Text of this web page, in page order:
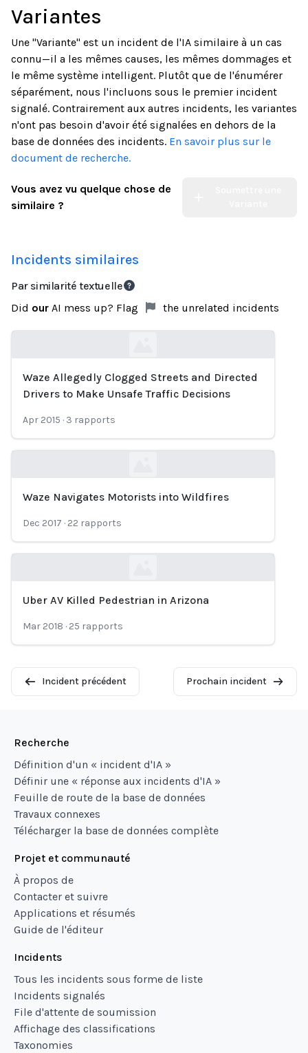
Variantes
Une "Variante" est un incident de l'IA similaire à un cas
connu—il a les mêmes causes, les mêmes dommages et
le même système intelligent. Plutôt que de l'énumérer
séparément, nous l'incluons sous le premier incident
signalé. Contrairement aux autres incidents, les variantes
n'ont pas besoin d'avoir été signalées en dehors de la
base de données des incidents. En savoir plus sur le
document de recherche.
Vous avez vu quelque chose de
similaire ?
Incidents similaires
Par similarité textuelle
Did our AI mess up? Flag the unrelated incidents
Loading...
Waze Allegedly Clogged Streets and Directed
Drivers to Make Unsafe Traffic Decisions
Apr 2015 · 3 rapports
Waze Navigates Motorists into Wildfires
Dec 2017 · 22 rapports
Uber AV Killed Pedestrian in Arizona
Mar 2018 · 25 rapports
Incident précédent Prochain incident
Recherche
Définition d'un « incident d'IA »
Définir une « réponse aux incidents d'IA »
Feuille de route de la base de données
Travaux connexes
Télécharger la base de données complète
Projet et communauté
À propos de
Contacter et suivre
Applications et résumés
Guide de l'éditeur
Incidents
Tous les incidents sous forme de liste
Incidents signalés
File d'attente de soumission
Affichage des classifications
Taxonomies